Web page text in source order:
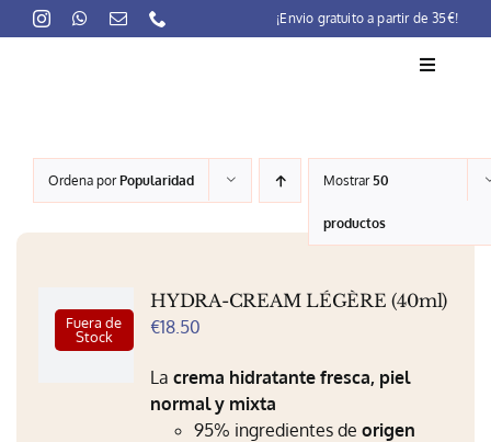
to
¡Envio gratuito a partir de 35€!
Toggle
La marca
Lait-Crème Concentré
Productos
Puntos venta
Ordena porPopularidad Mostrar50
productos
Fuera de
Stock
HYDRA-CREAM LÉGÈRE (40ml)
€18.50
La crema hidratante fresca, piel
normal y mixta
95% ingredientes deorigen